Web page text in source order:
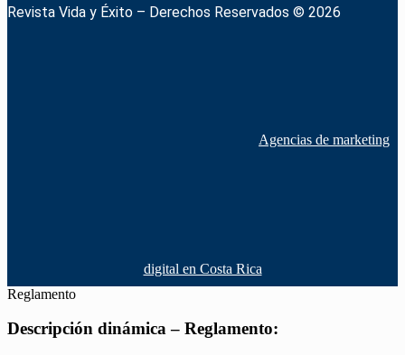
Revista Vida y Éxito – Derechos Reservados © 2026
Agencias de marketing
digital en Costa Rica
Reglamento
Descripción dinámica – Reglamento: